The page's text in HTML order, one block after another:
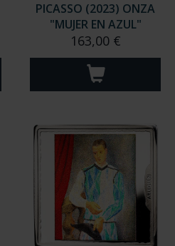
PICASSO (2023) ONZA
"MUJER EN AZUL"
163,00 €